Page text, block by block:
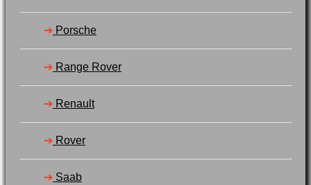
➔ Porsche
➔ Range Rover
➔ Renault
➔ Rover
➔ Saab